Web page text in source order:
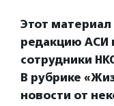
Этот материал
редакцию АСИ
сотрудники
В рубрике
новости от